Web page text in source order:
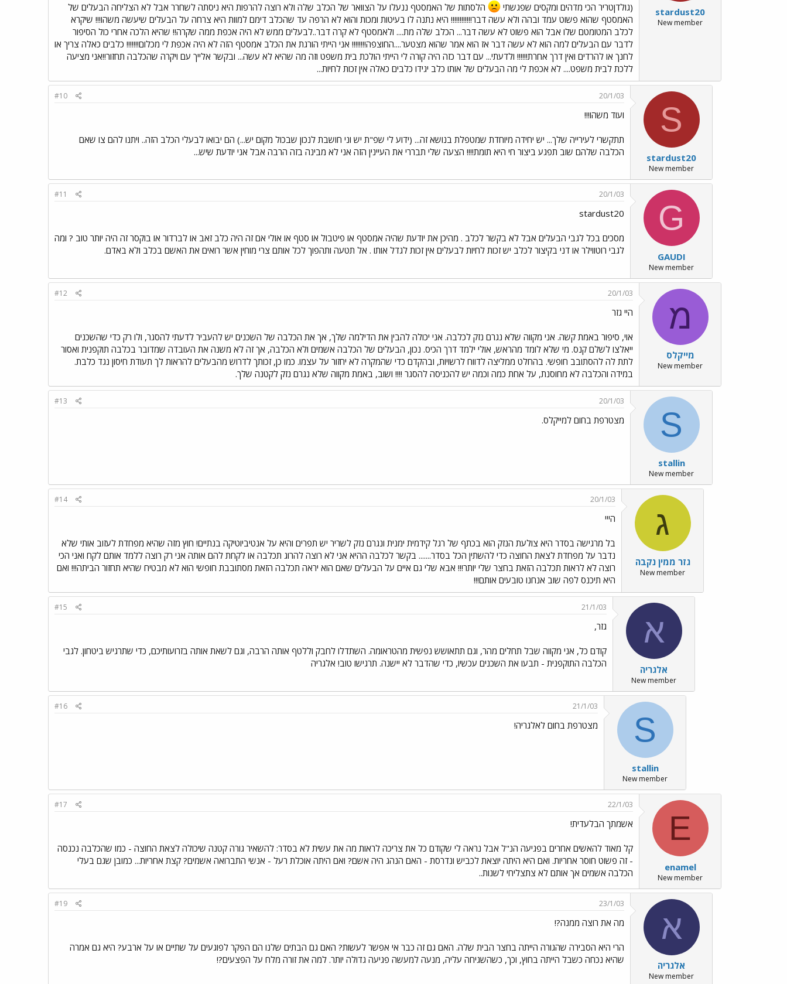
stardust20
New member
(גולדןטריר הכי מדהים ומקסים שפגשתי
הלסתות של האמסטף ננעלו על הצוואר של הכלב שלה ולא רוצה להרפות היא ניסתה לשחרר אבל לא הצליחה הבעלים של
האמסטף שהוא פשוט עמד ובהה ולא עשה דבר!!!!!!!!!!!! היא נתנה לו בעיטות ומכות והוא לא הרפה עד שהכלב דימם למוות היא צרחה על הבעלים שיעשה משהו!!! שיקרא
לכלב המטומטם שלו אבל הוא פשוט לא עשה דבר... הכלב שלה מת.... ולאמסטף לא קרה דבר..לבעלים ממש לא היה אכפת ממה שקרה!! שהיא הלכה אחרי כול הסיפור
לדבר עם הבעלים למה הוא לא עשה דבר אז הוא אמר שהוא מצטער....החוצפה!!!!!!!! אני הייתי הורגת את הכלב אמסטף הזה לא היה אכפת לי מכלום!!!!!!! כלבים כאלה צריך או
לחנך או להרדים ואין דרך אחרת!!!!!! ולדעתי... עם דבר כזה היה קורה לי הייתי הולכת בית משפט וזה מה שהיא לא עשה... ובקשר אלייך עם ויקרה שהכלבה תחזור!!אני מציעה
ללכת לבית משפט.... לא אכפת לי מה הבעלים של אותו כלב יגידו כלבים כאלה אין זכות לחיות...
S
stardust20
New member
20/1/03
#10
ועוד משהו!!!
תתקשרי לעירייה שלך... יש יחידה מיוחדת שמטפלת בנושא זה... (ידוע לי שפ"ת יש וני חושבת לנכון שבכול מקום יש...) הם יבואו לבעלי הכלב הזה.. ויתנו להם צו שאם
הכלבה שלהם שוב תפגע ביצור חי היא תומת!!!! הצעה שלי תבררי את העיינין הזה אני לא מבינה בזה הרבה אבל אני יודעת שיש...
G
GAUDI
New member
20/1/03
#11
stardust20
מסכים בכל לגבי הבעלים אבל לא בקשר לכלב . מהיכן את יודעת שהיה אמסטף או פיטבול או סטף או אולי אם זה היה כלב זאב או לברדור או בוקסר זה היה יותר טוב ? ומה
לגבי רוטווילר או דני בקיצור לכלב יש זכות לחיות לבעלים אין זכות לגדל אותו . אל תטעה ותהפוך לכל אותם צרי מוחין אשר רואים את האשם בכלב ולא באדם.
מ
מייקלס
New member
20/1/03
#12
היי גזר
אוי, סיפור באמת קשה. אני מקווה שלא נגרם נזק לכלבה. אני יכולה להבין את הדילמה שלך, אך את הכלבה של השכנים יש להעביר לדעתי להסגר, ולו רק כדי שהשכנים
ייאלצו לשלם קנס. מי שלא לומד מהראש, אולי ילמד דרך הכיס. נכון, הבעלים של הכלבה אשמים ולא הכלבה, אך זה לא משנה את העובדה שמדובר בכלבה תוקפנית ואסור
לתת לה להסתובב חופשי. בהחלט ממליצה לדווח לרשויות, ובהקדם כדי שהמקרה לא יחזור על עצמו. כמו כן, זכותך לדרוש מהבעלים להראות לך תעודת חיסון נגד כלבת.
במידה והכלבה לא מחוסנת, על אחת כמה וכמה יש להכניסה להסגר !!!! ושוב, באמת מקווה שלא נגרם נזק לקטנה שלך.
S
stallin
New member
20/1/03
#13
מצטרפת בחום למייקלס.
ג
גזר ממין נקבה
New member
20/1/03
#14
הייי
בל מרגישה בסדר היא צולעת הנזק הוא בכתף של רגל קידמית ימנית ונגרם נזק לשריר יש תפרים והיא על אנטיביוטיקה בנתיים! חוץ מזה שהיא מפחדת לעזוב אותי שלא
נדבר על מפחדת לצאת החוצה כדי להשתין הכל בסדר....... בקשר לכלבה ההיא אני לא רוצה להרוג תכלבה או לקחת להם אותה אני רק רוצה ללמד אותם לקח ואני הכי
רוצה לא לראות תכלבה הזאת בחצר שלי יותר!!! אבא שלי גם איים על הבעלים שאם הוא יראה תכלבה הזאת מסתובבת חופשי הוא לא מבטיח שהיא תחזור הביתה!!! ואם
היא תיכנס לפה שוב אנחנו טובעים אותם!!!
א
אלגריה
New member
21/1/03
#15
גזר,
קודם כל, אני מקווה שבל תחלים מהר, וגם תתאושש נפשית מהטראומה. השתדלו לחבק וללטף אותה הרבה, וגם לשאת אותה בזרועותיכם, כדי שתרגיש ביטחון. לגבי
הכלבה התוקפנית - תבעו את השכנים עכשיו, כדי שהדבר לא יישנה. תרגישו טוב! אלגריה
S
stallin
New member
21/1/03
#16
מצטרפת בחום לאלגריה!
E
enamel
New member
22/1/03
#17
אשמתך הבלעדית!
קל מאוד להאשים אחרים בפגיעה הנ"ל אבל נראה לי שקודם כל את צריכה לראות מה את עשית לא בסדר: להשאיר גורה קטנה שיכולה לצאת החוצה - כמו שהכלבה נכנסה
- זה פשוט חוסר אחריות. ואם היא היתה יוצאת לכביש ונדרסת - האם הנהג היה אשם? ואם היתה אוכלת רעל - אנשי התברואה אשמים? קצת אחריות... כמובן שגם בעלי
הכלבה אשמים אך אותם לא צתצליחי לשנות..
א
אלגריה
New member
23/1/03
#19
מה את רוצה ממנה?!
הרי היא הסבירה שהגורה הייתה בחצר הבית שלה. האם גם זה כבר אי אפשר לעשות? האם גם הבתים שלנו הם הפקר לפוגעים על שתיים או על ארבע? היא גם אמרה
שהיא נכחה כשבל הייתה בחוץ, וכך, כשהשגיחה עליה, מנעה למעשה פגיעה גדולה יותר. למה את זורה מלח על הפצעים?!